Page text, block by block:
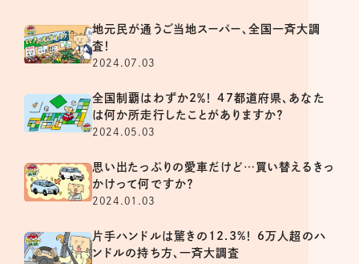
地元民が通うご当地スーパー、全国一斉大調
査！
2024.07.03
全国制覇はわずか2％！ 47都道府県、あなた
は何か所走行したことがありますか？
2024.05.03
思い出たっぷりの愛車だけど…買い替えるきっ
かけって何ですか？
2024.01.03
片手ハンドルは驚きの12.3%！ 6万人超のハ
ンドルの持ち方、一斉大調査